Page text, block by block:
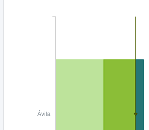
Ávila